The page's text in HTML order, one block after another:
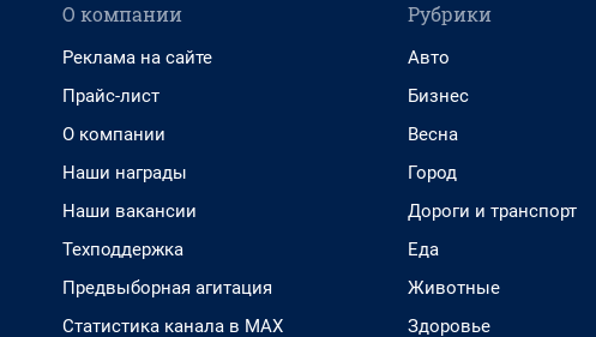
О компании
Реклама на сайте
Прайс-лист
О компании
Наши награды
Наши вакансии
Техподдержка
Предвыборная агитация
Статистика канала в MAX
Рубрики
Авто
Бизнес
Весна
Город
Дороги и транспорт
Еда
Животные
Здоровье